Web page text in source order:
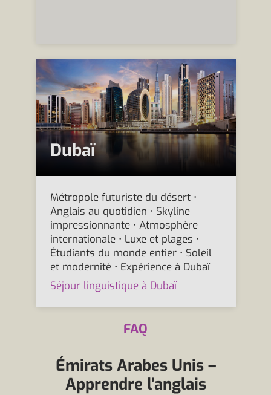
Dubaï
Métropole futuriste du désert •
Anglais au quotidien • Skyline
impressionnante • Atmosphère
internationale • Luxe et plages •
Étudiants du monde entier • Soleil
et modernité • Expérience à Dubaï
Séjour linguistique à Dubaï
FAQ
Émirats Arabes Unis –
Apprendre l’anglais